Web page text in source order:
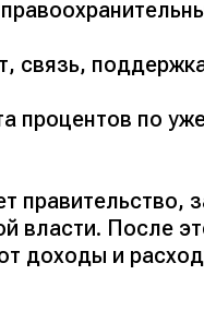
связь,
процентов по
правительство,
власти. После
доходы и